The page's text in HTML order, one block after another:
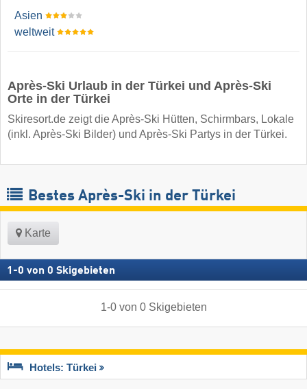
Asien
weltweit
Après-Ski Urlaub in der Türkei und Après-Ski
Orte in der Türkei
Skiresort.de zeigt die Après-Ski Hütten, Schirmbars, Lokale
(inkl. Après-Ski Bilder) und Après-Ski Partys in der Türkei.
Bestes Après-Ski in der Türkei
Karte
1 -0 von 0 Skigebieten
1-0von 0 Skigebieten
Hotels: Türkei